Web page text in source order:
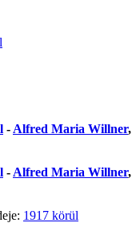
- Alfred Maria Willner,
- Alfred Maria Willner,
1917 körül